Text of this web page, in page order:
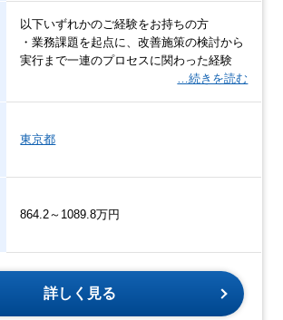
以下いずれかのご経験をお持ちの方
・業務課題を起点に、改善施策の検討から
実行まで一連のプロセスに関わった経験
…続きを読む
東京都
864.2～1089.8万円
詳しく見る